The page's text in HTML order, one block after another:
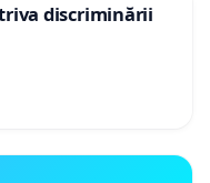
discriminării